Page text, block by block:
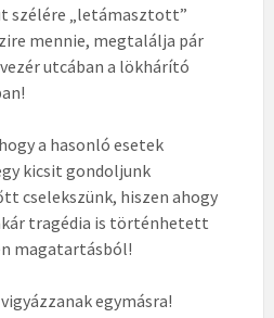
szélére „letámasztott”
mennie, megtalálja pár
utcában a lökhárító
a hasonló esetek
kicsit gondoljunk
cselekszünk, hiszen ahogy
tragédia is történhetett
magatartásból!
egymásra!